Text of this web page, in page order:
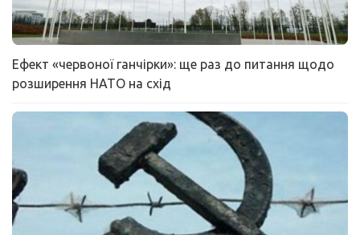
Ефект «червоної ганчірки»: ще раз до питання щодо
розширення НАТО на схід